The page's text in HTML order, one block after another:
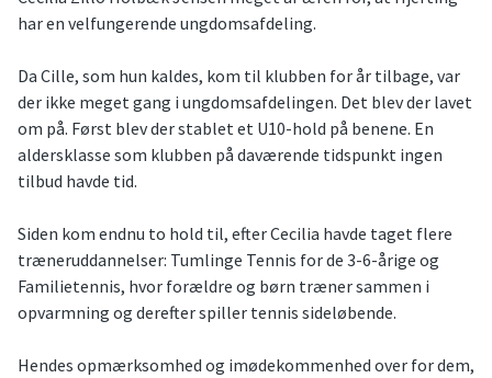
har en velfungerende ungdomsafdeling.
Da Cille, som hun kaldes, kom til klubben for år tilbage, var
der ikke meget gang i ungdomsafdelingen. Det blev der lavet
om på. Først blev der stablet et U10-hold på benene. En
aldersklasse som klubben på daværende tidspunkt ingen
tilbud havde tid.
Siden kom endnu to hold til, efter Cecilia havde taget flere
træneruddannelser: Tumlinge Tennis for de 3-6-årige og
Familietennis, hvor forældre og børn træner sammen i
opvarmning og derefter spiller tennis sideløbende.
Hendes opmærksomhed og imødekommenhed over for dem,